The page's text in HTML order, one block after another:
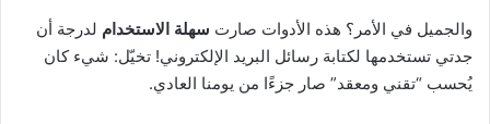
والجميل في الأمر؟ هذه الأدوات صارت سهلة الاستخدام لدرجة أن
جدتي تستخدمها لكتابة رسائل البريد الإلكتروني! تخيّل: شيء كان
يُحسب “تقني ومعقد” صار جزءًا من يومنا العادي.